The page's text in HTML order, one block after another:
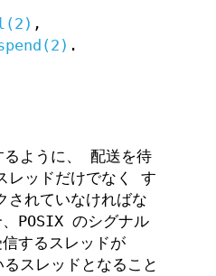
,
.
るように、 配送を待
レッドだけでなく す
されていなければな
POSIX のシグナル
するスレッドが
スレッドとなること